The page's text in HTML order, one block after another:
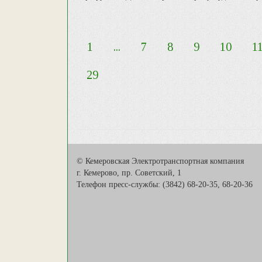
1 ... 7 8 9 10
29
© Кемеровская Электротранспортная компания
г. Кемерово, пр. Советский, 1
Телефон пресс-службы: (3842) 68-20-35, 68-20-36